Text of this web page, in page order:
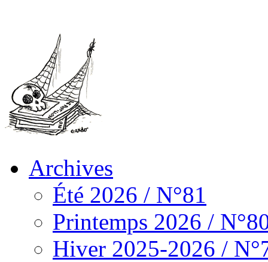
Archives
Été 2026 / N°81
Printemps 2026 /
Hiver 2025-2026 /